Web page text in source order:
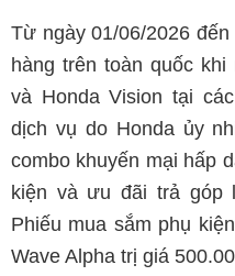
Từ ngày 01/06/2026
hàng trên toàn quốc
và Honda Vision tại
dịch vụ do Honda ủy
combo khuyến mại hấp
kiện và ưu đãi trả góp
Phiếu mua sắm phụ
Wave Alpha trị giá